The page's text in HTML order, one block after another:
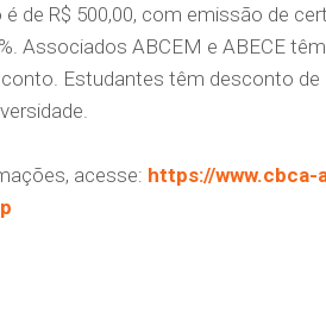
é de R$ 500,00, com emissão de
Associados ABCEM e ABECE
Estudantes têm desconto
acesse: https://